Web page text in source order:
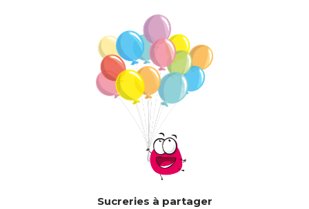
Sucreries à partager